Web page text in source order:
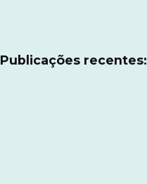
Publicações recentes: